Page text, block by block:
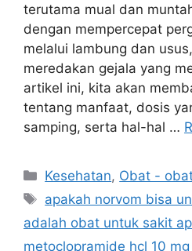
terutama mual dan
dengan mempercepat
melalui lambung dan
meredakan gejala yang
artikel ini, kita akan
tentang manfaat, dosis
samping, serta hal-hal …
Categories
Kesehatan, Obat -
Tags
apakah norvom bisa
adalah obat untuk sakit
metoclopramide hcl 10